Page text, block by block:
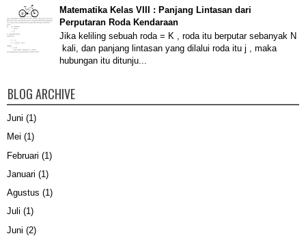
Matematika Kelas VIII : Panjang Lintasan dari
Perputaran Roda Kendaraan
Jika keliling sebuah roda = K , roda itu berputar sebanyak N
kali, dan panjang lintasan yang dilalui roda itu j , maka
hubungan itu ditunju...
BLOG ARCHIVE
Juni (1)
Mei (1)
Februari (1)
Januari (1)
Agustus (1)
Juli (1)
Juni (2)